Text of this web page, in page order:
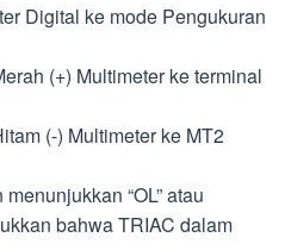
Digital ke mode Pengukuran
(+) Multimeter ke terminal
(-) Multimeter ke MT2
“OL” atau
bahwa TRIAC dalam